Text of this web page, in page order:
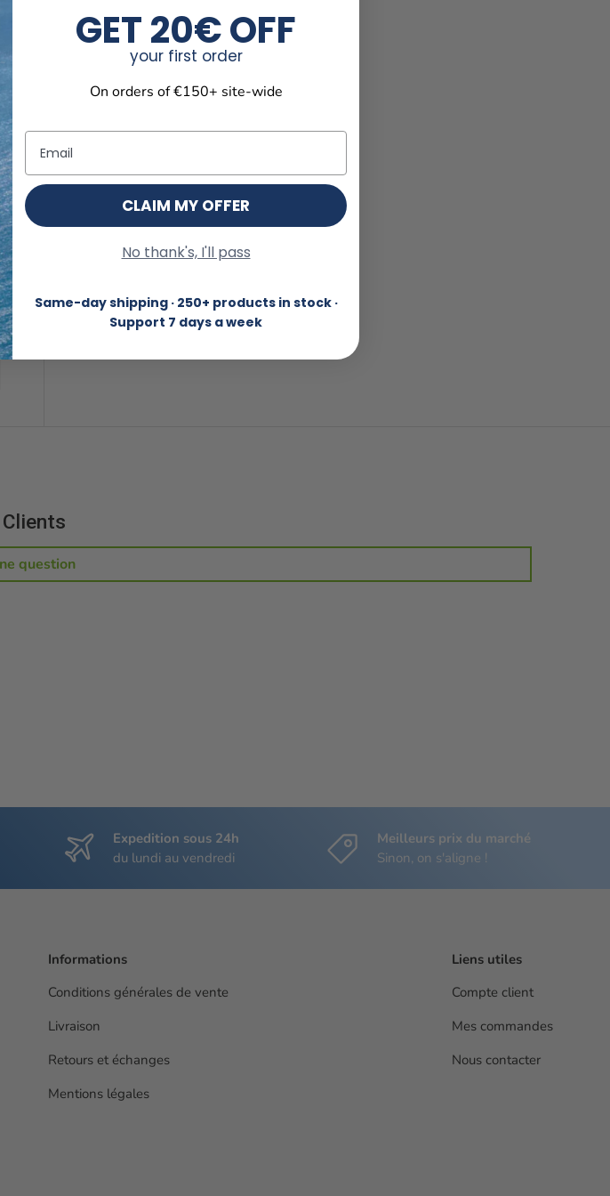
question
Expedition sous 24h
du lundi au vendredi
Meilleurs prix du marché
Sinon, on s'aligne !
Informations
Conditions générales de vente
Livraison
Retours et échanges
Mentions légales
Liens utiles
Compte client
Mes commandes
Nous contacter
GET 20€ OFF
your first order
On orders of €150+ site-wide
Email
CLAIM MY OFFER
No thank's, I'll pass
Same-day shipping · 250+ products in stock ·
Support 7 days a week